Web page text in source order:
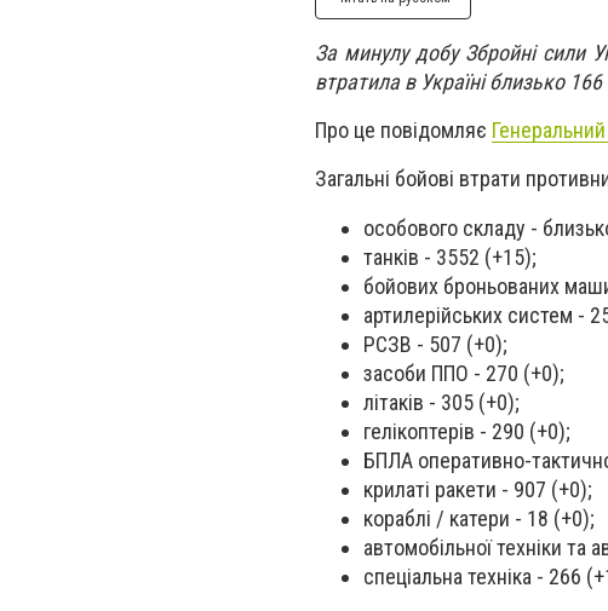
За минулу добу Збройні сили
втратила в Україні близько
Про це повідомляє
Загальні бойові втрати
особового складу -
танків - 3552 (+15);
бойових броньованих
артилерійських систем -
РСЗВ - 507 (+0);
засоби ППО - 270 (+0);
літаків - 305 (+0);
гелікоптерів - 290 (+0);
БПЛА оперативно-
крилаті ракети - 907 (+0);
кораблі / катери - 18 (+0);
автомобільної техніки та
спеціальна техніка - 266